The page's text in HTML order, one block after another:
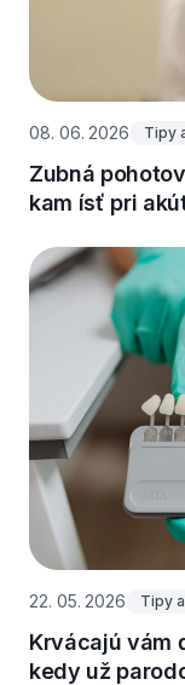
08. 06. 2026 Tipy
Zubná
kam ísť pri
22. 05. 2026 Tipy
Krvácajú vám
kedy už